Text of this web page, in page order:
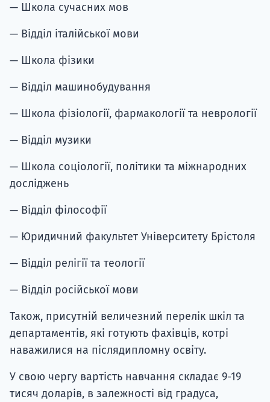
— Школа сучасних мов
— Відділ італійської мови
— Школа фізики
— Відділ машинобудування
— Школа фізіології, фармакології та неврології
— Відділ музики
— Школа соціології, політики та міжнародних
досліджень
— Відділ філософії
— Юридичний факультет Університету Брістоля
— Відділ релігії та теології
— Відділ російської мови
Також, присутній величезний перелік шкіл та
департаментів, які готують фахівців, котрі
наважилися на післядипломну освіту.
У свою чергу вартість навчання складає 9-19
тисяч доларів, в залежності від градуса,